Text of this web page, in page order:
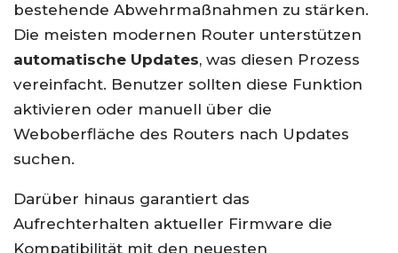
bestehende Abwehrmaßnahmen zu stärken.
Die meisten modernen Router unterstützen
automatische Updates, was diesen Prozess
vereinfacht. Benutzer sollten diese Funktion
aktivieren oder manuell über die
Weboberfläche des Routers nach Updates
suchen.
Darüber hinaus garantiert das
Aufrechterhalten aktueller Firmware die
Kompatibilität mit den neuesten